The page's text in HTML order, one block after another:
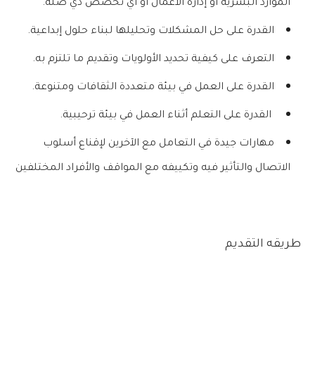
الموارد البشرية أو إدارة الأعمال أو أي تخصص ذي صلة.
القدرة على حل المشكلات وتحليلها لبناء حلول إبداعية.
التعرف على كيفية تحديد الأولويات وتقديم ما تلتزم به.
القدرة على العمل في بيئة متعددة الثقافات ومتنوعة.
القدرة على التعلم أثناء العمل في بيئة ترحيبية.
مهارات جيدة في التعامل مع الآخرين لإقناع أسلوب
الاتصال والتأثير فيه وتكييفه مع المواقف والأفراد المختلفين
طريقه التقديم